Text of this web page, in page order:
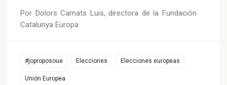
Por Dolors Camats Luis, directora de la Fundación
Catalunya Europa
#joproposoue Elecciones Elecciones europeas
Unión Europea